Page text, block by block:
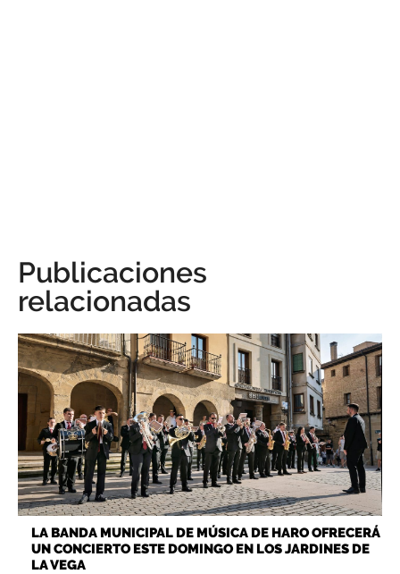
Publicaciones
relacionadas
LA BANDA MUNICIPAL DE MÚSICA DE HARO OFRECERÁ
UN CONCIERTO ESTE DOMINGO EN LOS JARDINES DE
LA VEGA